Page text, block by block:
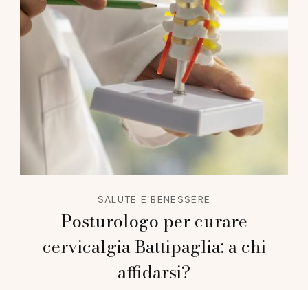
SALUTE E BENESSERE
Posturologo per curare
cervicalgia Battipaglia: a chi
affidarsi?